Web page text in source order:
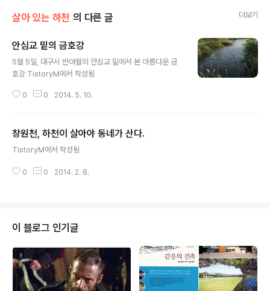
살아 있는 하천 의 다른 글 더보기
안심교 밑의 금호강
5월 5일, 대구시 반야월의 안심교 밑에서 본 아름다운 금
호강 TistoryM에서 작성됨
0 0 2014. 5. 10.
창원천, 하천이 살아야 동네가 산다.
TistoryM에서 작성됨
0 0 2014. 2. 8.
이 블로그 인기글